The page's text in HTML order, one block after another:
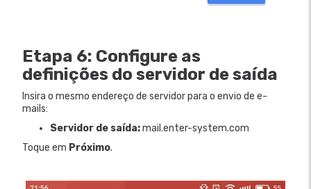
Etapa 6: Configure as
definições do servidor de saída
Insira o mesmo endereço de servidor para o envio de e-
mails:
Servidor de saída:mail.enter-system.com
Toque em Próximo.